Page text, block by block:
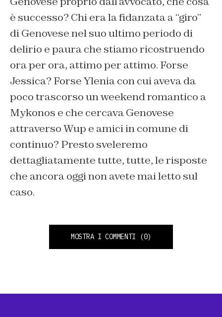
è successo? Chi era la fidanzata a “giro”
di Genovese nel suo ultimo periodo di
delirio e paura che stiamo ricostruendo
ora per ora, attimo per attimo. Forse
Jessica? Forse Ylenia con cui aveva da
poco trascorso un weekend romantico a
Mykonos e che cercava Genovese
attraverso Wup e amici in comune di
continuo? Presto sveleremo
dettagliatamente tutte, tutte, le risposte
che ancora oggi non avete mai letto sul
caso.
MOSTRA I COMMENTI (0)